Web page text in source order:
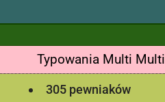
Typowania Multi Multi
305 pewniaków